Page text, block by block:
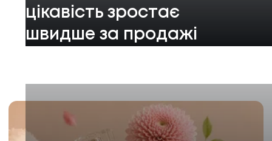
цікавість зростає
швидше за продажі